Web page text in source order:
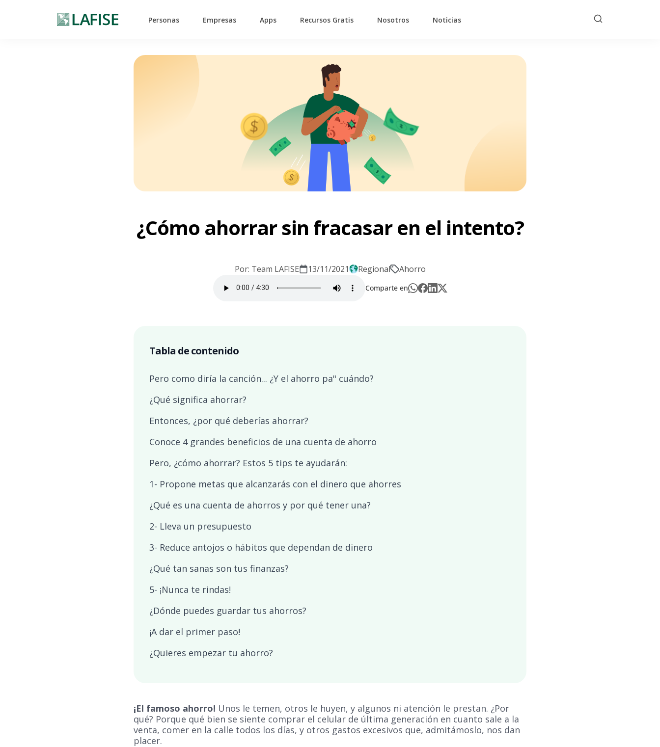
Personas Empresas Apps Recursos Gratis Nosotros Noticias
¿Cómo ahorrar sin fracasar en el intento?
Por: Team LAFISE 13/11/2021 Regional Ahorro
Comparte en
Tabla de contenido
Pero como diría la canción... ¿Y el ahorro pa" cuándo?
¿Qué significa ahorrar?
Entonces, ¿por qué deberías ahorrar?
Conoce 4 grandes beneficios de una cuenta de ahorro
Pero, ¿cómo ahorrar? Estos 5 tips te ayudarán:
1- Propone metas que alcanzarás con el dinero que ahorres
¿Qué es una cuenta de ahorros y por qué tener una?
2- Lleva un presupuesto
3- Reduce antojos o hábitos que dependan de dinero
¿Qué tan sanas son tus finanzas?
5- ¡Nunca te rindas!
¿Dónde puedes guardar tus ahorros?
¡A dar el primer paso!
¿Quieres empezar tu ahorro?
¡El famoso ahorro! Unos le temen, otros le huyen, y algunos ni atención le prestan. ¿Por
qué? Porque qué bien se siente comprar el celular de última generación en cuanto sale a la
venta, comer en la calle todos los días, y otros gastos excesivos que, admitámoslo, nos dan
placer.